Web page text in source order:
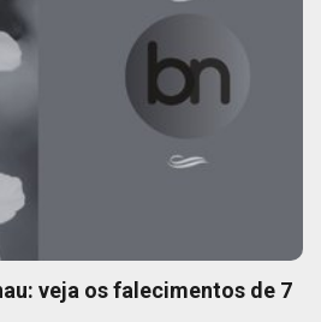
veja os falecimentos de 7